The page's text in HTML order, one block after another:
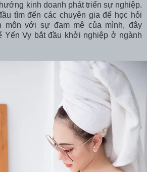
kinh doanh phát triển sự nghiệp.
tìm đến các chuyên gia để học hỏi
môn với sự đam mê của mình, đây
Yến Vy bắt đầu khởi nghiệp ở ngành